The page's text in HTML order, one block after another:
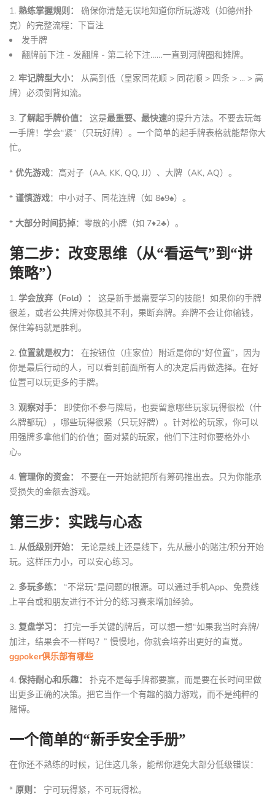
1. 熟练掌握规则：
确保你清楚无误地知道你所玩游戏（如德州扑
克）的完整流程：下盲注
发手牌
翻牌前下注 - 发翻牌 - 第二轮下注……一直到河牌圈和摊牌。
2. 牢记牌型大小：
从高到低（皇家同花顺 > 同花顺 > 四条 > ... > 高
牌）必须倒背如流。
3. 了解起手牌价值： 这是最重要、最快速的提升方法。不要去玩每
一手牌！学会“紧”（只玩好牌）。一个简单的起手牌表格就能帮你大
忙。
* 优先游戏：高对子（AA, KK, QQ, JJ）、大牌（AK, AQ）。
* 谨慎游戏：中小对子、同花连牌（如 8♠9♠）。
* 大部分时间扔掉：零散的小牌（如 7♦2♣）。
第二步：改变思维（从“看运气”到“讲
策略”）
1. 学会放弃（Fold）：
这是新手最需要学习的技能！如果你的手牌
很差，或者公共牌对你极其不利，果断弃牌。弃牌不会让你输钱，
保住筹码就是胜利。
2. 位置就是权力：
在按钮位（庄家位）附近是你的“好位置”，因为
你是最后行动的人，可以看到前面所有人的决定后再做选择。在好
位置可以玩更多的手牌。
3. 观察对手：
即使你不参与牌局，也要留意哪些玩家玩得很松（什
么牌都玩），哪些玩得很紧（只玩好牌）。针对松的玩家，你可以
用强牌多拿他们的价值；面对紧的玩家，他们下注时你要格外小
心。
4. 管理你的资金：
不要在一开始就把所有筹码推出去。只为你能承
受损失的金额去游戏。
第三步：实践与心态
1. 从低级别开始：
无论是线上还是线下，先从最小的赌注/积分开始
玩。这样压力小，可以安心练习。
2. 多玩多练：
“不常玩”是问题的根源。可以通过手机App、免费线
上平台或和朋友进行不计分的练习赛来增加经验。
3. 复盘学习：
打完一手关键的牌后，可以想一想“如果我当时弃牌/
加注，结果会不一样吗？” 慢慢地，你就会培养出更好的直觉。
ggpoker俱乐部有哪些
4. 保持耐心和乐趣：
扑克不是每手牌都要赢，而是要在长时间里做
出更多正确的决策。把它当作一个有趣的脑力游戏，而不是纯粹的
赌博。
一个简单的“新手安全手册”
在你还不熟练的时候，记住这几条，能帮你避免大部分低级错误：
* 原则： 宁可玩得紧，不可玩得松。